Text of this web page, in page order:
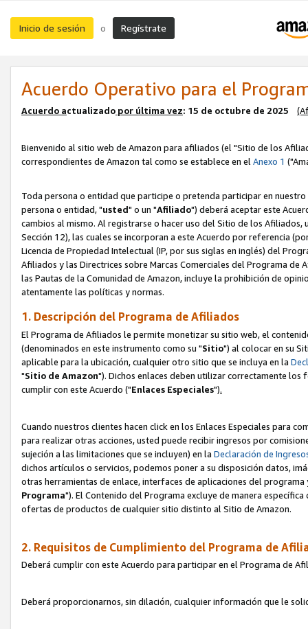
Inicio de sesión o Regístrate
Acuerdo Operativo para el
Acuerdo actualizado por última vez: 15 de octubre de 2025
Bienvenido al sitio web de Amazon para afiliados (el "Sitio de los
correspondientes de Amazon tal como se establece en elAnexo 1
Toda persona o entidad que participe o pretenda participar en
persona o entidad, "usted" o un "Afiliado") deberá aceptar este
cambios al mismo. Al registrarse o hacer uso del Sitio de los
Sección 12), las cuales se incorporan a este Acuerdo por referencia
Licencia de Propiedad Intelectual (IP, por sus siglas en inglés) del
Afiliados y las Directrices sobre Marcas Comerciales del Programa
las Pautas de la Comunidad de Amazon, incluye la prohibición de
atentamente las políticas y normas.
1. Descripción del Programa de Afiliados
El Programa de Afiliados le permite monetizar su sitio web, el
(denominados en este instrumento como su "Sitio") al colocar en su
aplicable para la ubicación, cualquier otro sitio que se incluya en la
"Sitio de Amazon"). Dichos enlaces deben utilizar correctamente los
cumplir con este Acuerdo ("Enlaces Especiales").
Cuando nuestros clientes hacen click en los Enlaces Especiales para
para realizar otras acciones, usted puede recibir ingresos por
sujeción a las limitaciones que se incluyen) en la Declaración de
dichos artículos o servicios, podemos poner a su disposición datos,
otras herramientas de enlace, interfaces de aplicaciones del
Programa"). El Contenido del Programa excluye de manera
ofertas de productos de cualquier sitio distinto al Sitio de Amazon.
2. Requisitos de Cumplimiento del Programa de
Deberá cumplir con este Acuerdo para participar en el Programa de
Deberá proporcionarnos, sin dilación, cualquier información que le